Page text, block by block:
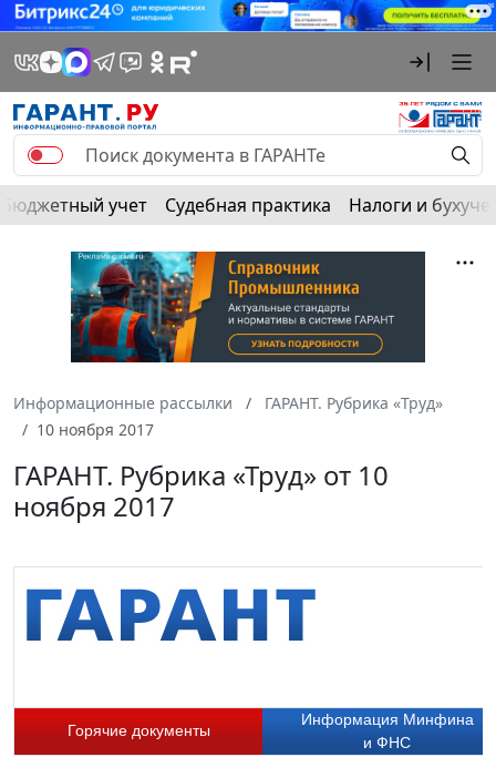
Бюджетный учет Судебная практика Налоги и
Информационные рассылки
ГАРАНТ. Рубрика «Труд»
10 ноября 2017
ГАРАНТ. Рубрика «Труд» от 10
ноября 2017
Горячие документы
Информация Минфина
и ФНС